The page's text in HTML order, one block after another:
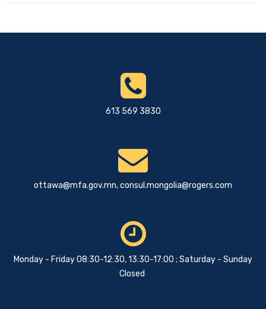
613 569 3830
ottawa@mfa.gov.mn,consul.mongolia@rogers.com
Monday - Friday 08:30-12:30, 13:30-17:00 ; Saturday - Sunday
Closed